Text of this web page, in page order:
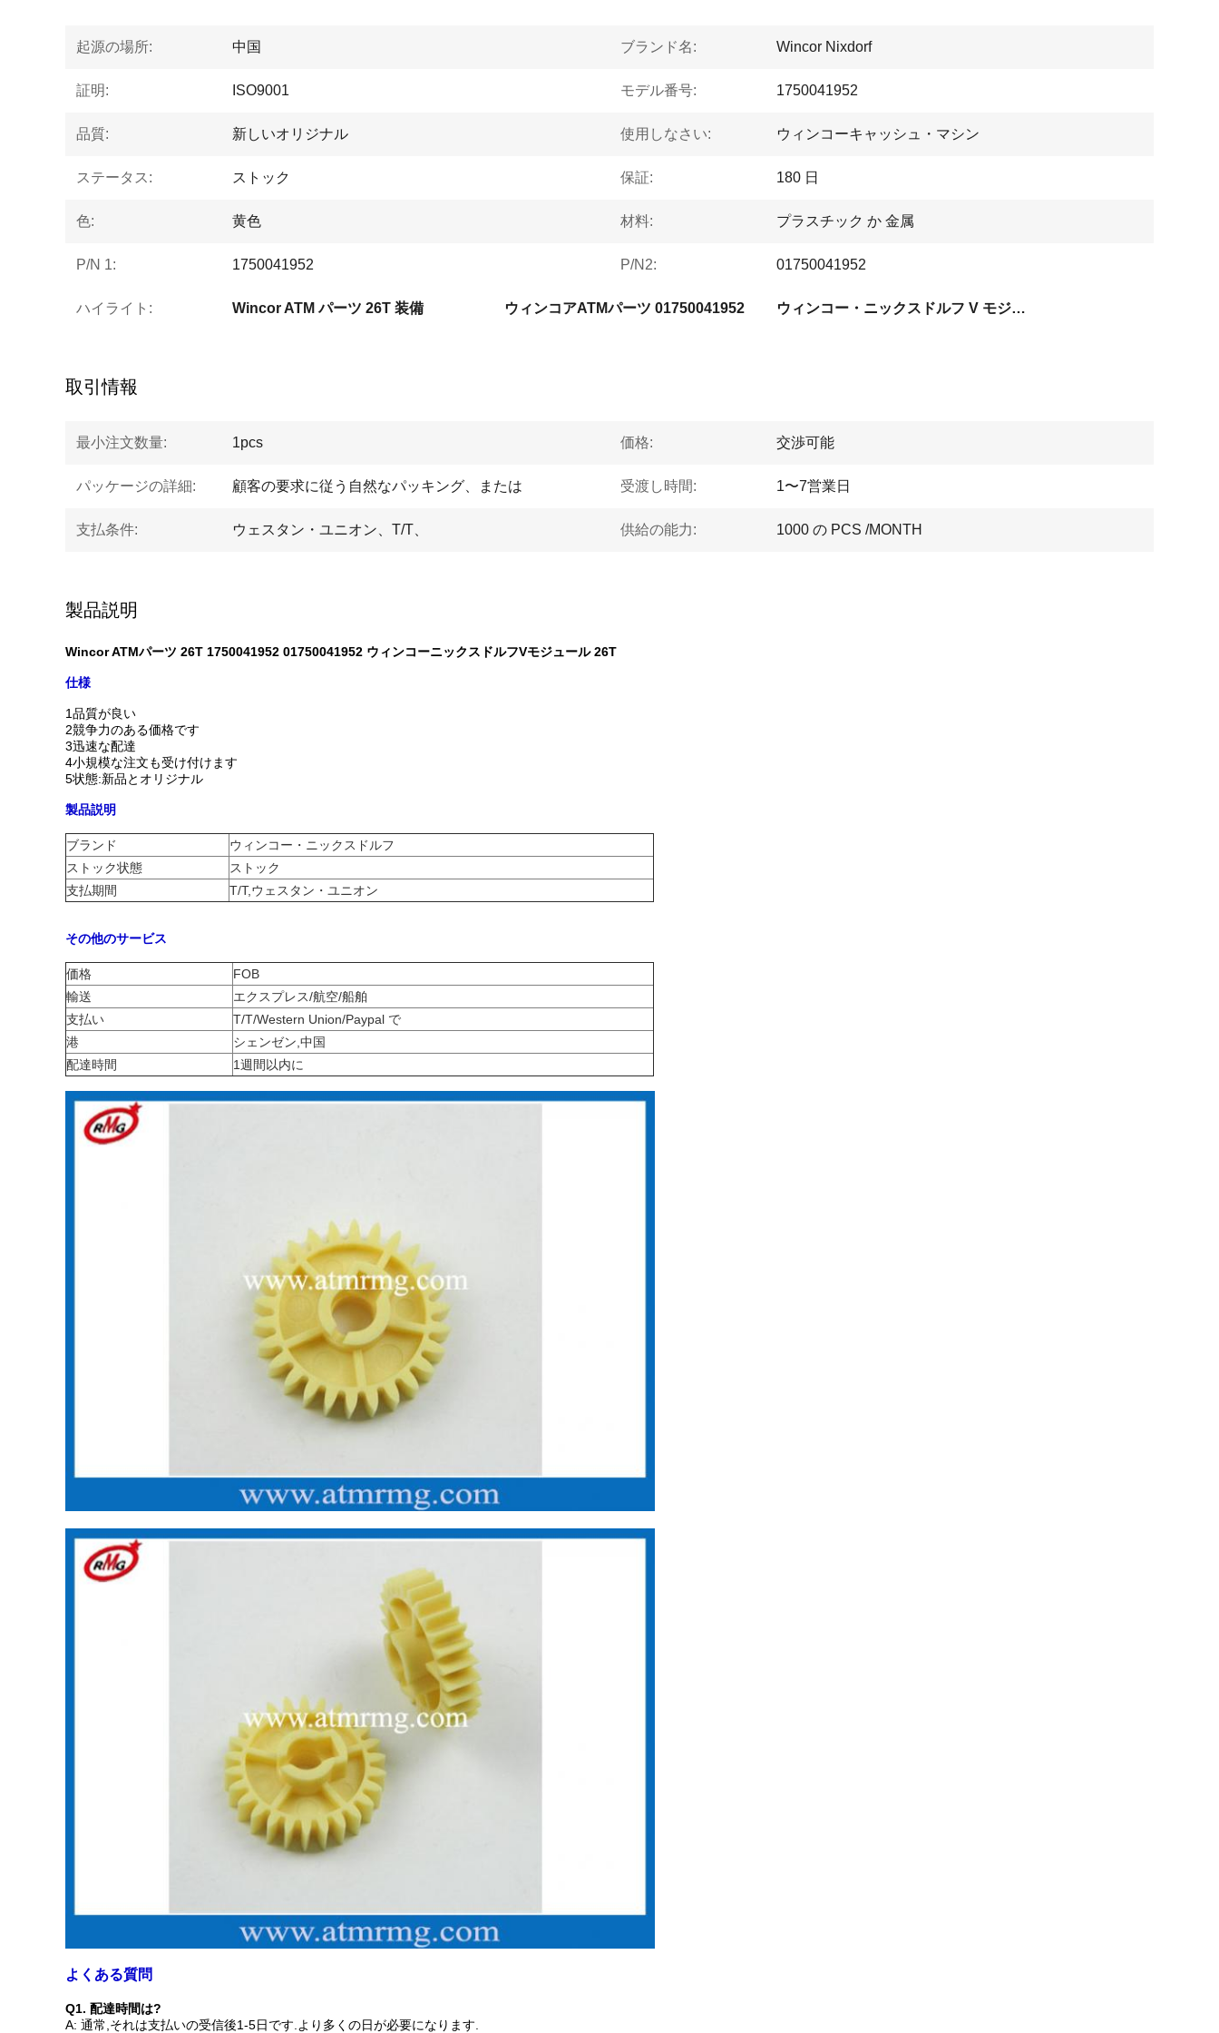
起源の場所: 中国 ブランド名: Wincor Nixdorf
証明: ISO9001 モデル番号: 1750041952
品質: 新しいオリジナル 使用しなさい: ウィンコーキャッシュ・マシン
ステータス: ストック 保証: 180 日
色: 黄色 材料: プラスチック か 金属
P/N 1: 1750041952 P/N2: 01750041952
ハイライト: Wincor ATM パーツ 26T 装備 ウィンコアATMパーツ 01750041952 ウィンコー・ニックスドルフ V モジュール26T
取引情報
最小注文数量: 1pcs 価格: 交渉可能
パッケージの詳細: 顧客の要求に従う自然なパッキング、または 受渡し時間: 1〜7営業日
支払条件: ウェスタン・ユニオン、T/T、 供給の能力: 1000 の PCS /MONTH
製品説明
Wincor ATMパーツ 26T 1750041952 01750041952 ウィンコーニックスドルフVモジュール 26T
仕様
1品質が良い
2競争力のある価格です
3迅速な配達
4小規模な注文も受け付けます
5状態:新品とオリジナル
製品説明
ブランド
ウィンコー・ニックスドルフ
ストック状態
ストック
支払期間
T/T,ウェスタン・ユニオン
その他のサービス
価格
FOB
輸送
エクスプレス/航空/船舶
支払い
T/T/Western Union/Paypal で
港
シェンゼン,中国
配達時間
1週間以内に
よくある質問
Q1. 配達時間は?
A: 通常,それは支払いの受信後1-5日です.より多くの日が必要になります.